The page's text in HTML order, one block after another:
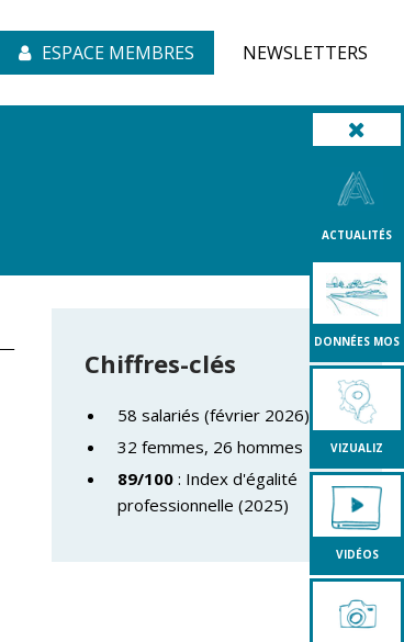
ESPACE MEMBRES NEWSLETTERS
ACTUALITÉS
DONNÉES MOS
VIZUALIZ
VIDÉOS
Chiffres-clés
58 salariés (février 2026)
32 femmes, 26 hommes
89/100 : Index d'égalité
professionnelle (2025)